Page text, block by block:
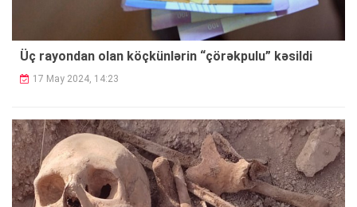
Üç rayondan olan köçkünlərin “çörəkpulu” kəsildi
17 May 2024, 14:23